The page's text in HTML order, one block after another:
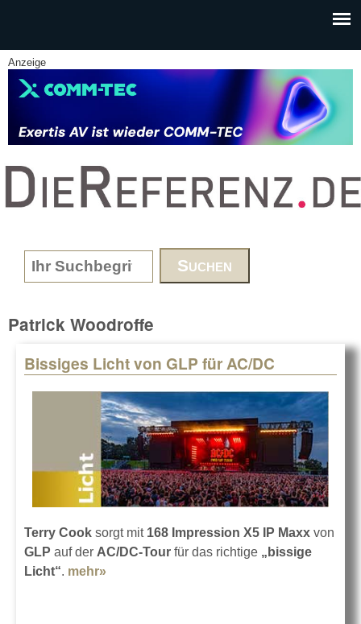
Anzeige
www.DieReferenz.de
Search form
Patrick Woodroffe
Bissiges Licht von GLP für AC/DC
Terry Cook sorgt mit 168 Impression X5 IP Maxx von
GLP auf der AC/DC-Tour für das richtige „bissige
Licht“. mehr»
Pages